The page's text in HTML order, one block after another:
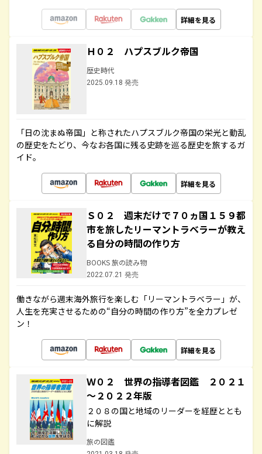
詳細を見る
Ｈ０２ ハプスブルク帝国
歴史時代
2025.09.18 発売
「日の沈まぬ帝国」と称されたハプスブルク帝国の栄光と動乱
の歴史をたどり、今なお各国に残る史跡を巡る歴史を旅するガ
イド。
詳細を見る
Ｓ０２ 週末だけで７０ヵ国１５９都
市を旅したリーマントラベラーが教え
る自分の時間の作り方
BOOKS 旅の読み物
2022.07.21 発売
働きながら週末海外旅行を楽しむ「リーマントラベラー」が、
人生を充実させるための“自分の時間の作り方”を全力プレゼ
ン！
詳細を見る
Ｗ０２ 世界の指導者図鑑 ２０２１
～２０２２年版
２０８の国と地域のリーダーを経歴ととも
に解説
旅の図鑑